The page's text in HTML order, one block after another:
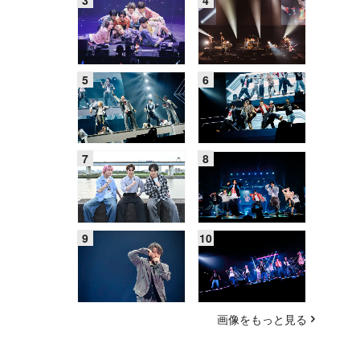
画像をもっと見る